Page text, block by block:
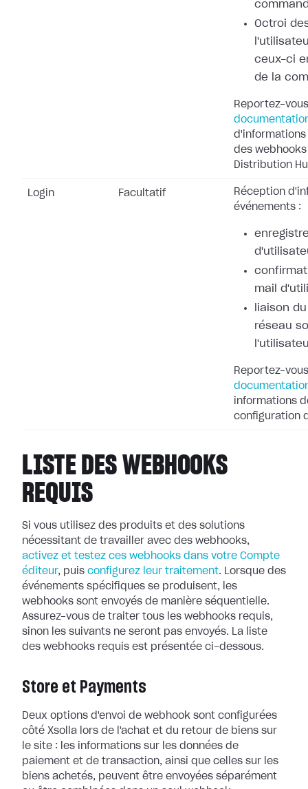
Octroi
ceux-ci
de la
Reportez-
des
Distribution
Login Facultatif
Réception
événements :
mail
liaison
réseau
Reportez-
informations
configuration
LISTE DES WEBHOOKS
REQUIS
Si vous utilisez des produits et des solutions
nécessitant de travailler avec des webhooks,
activez et testez ces webhooks dans votre Compte
éditeur, puis configurez leur traitement. Lorsque des
événements spécifiques se produisent, les
webhooks sont envoyés de manière séquentielle.
Assurez-vous de traiter tous les webhooks requis,
sinon les suivants ne seront pas envoyés. La liste
des webhooks requis est présentée ci-dessous.
Store et Payments
Deux options d'envoi de webhook sont configurées
côté Xsolla lors de l'achat et du retour de biens sur
le site : les informations sur les données de
paiement et de transaction, ainsi que celles sur les
biens achetés, peuvent être envoyées séparément